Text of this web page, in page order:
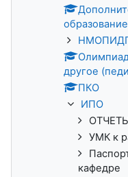
другое
ПКО
ИПО
УМК к
кафедре